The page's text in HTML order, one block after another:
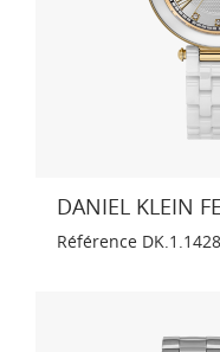
DANIEL KLEIN
Référence